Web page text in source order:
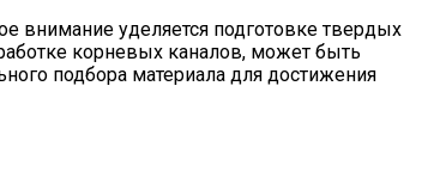
внимание уделяется подготовке твердых
корневых каналов, может быть
подбора материала для достижения